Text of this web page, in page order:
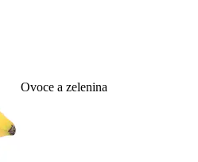
Ovoce a zelenina